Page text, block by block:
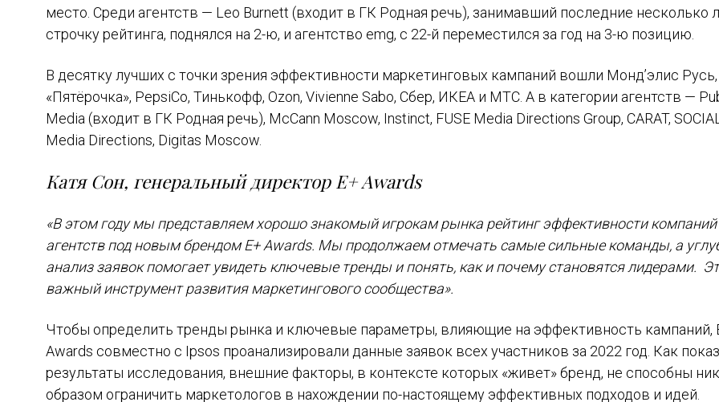
место. Среди агентств — Leo Burnett (входит в ГК Родная речь), занимавший последние несколько
строчку рейтинга, поднялся на 2-ю, и агентство emg, с 22-й переместился за год на 3-ю позицию.
В десятку лучших с точки зрения эффективности маркетинговых кампаний вошли Монд’элис Русь,
«Пятёрочка», PepsiCo, Тинькофф, Ozon, Vivienne Sabo, Сбер, ИКЕА и МТС. А в категории агентств —
Media (входит в ГК Родная речь), McCann Moscow, Instinct, FUSE Media Directions Group, CARAT,
Media Directions, Digitas Moscow.
Катя Сон, генеральный директор E+ Awards
«В этом году мы представляем хорошо знакомый игрокам рынка рейтинг эффективности компаний
агентств под новым брендом E+ Awards. Мы продолжаем отмечать самые сильные команды, а
анализ заявок помогает увидеть ключевые тренды и понять, как и почему становятся лидерами.
важный инструмент развития маркетингового сообщества».
Чтобы определить тренды рынка и ключевые параметры, влияющие на эффективность кампаний,
Awards совместно с Ipsos проанализировали данные заявок всех участников за 2022 год. Как
результаты исследования, внешние факторы, в контексте которых «живет» бренд, не способны
образом ограничить маркетологов в нахождении по-настоящему эффективных подходов и идей.